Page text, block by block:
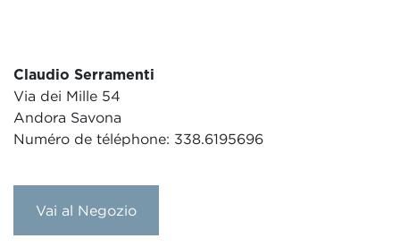
Claudio Serramenti
Via dei Mille 54
Andora Savona
Numéro de téléphone: 338.6195696
Vai al Negozio